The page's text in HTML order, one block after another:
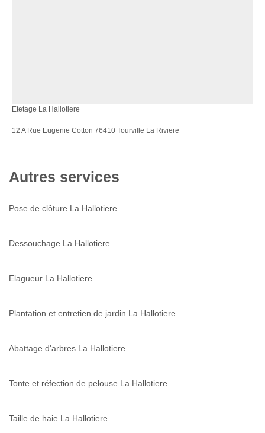
Etetage La Hallotiere
12 A Rue Eugenie Cotton 76410 Tourville La Riviere
Autres services
Pose de clôture La Hallotiere
Dessouchage La Hallotiere
Elagueur La Hallotiere
Plantation et entretien de jardin La Hallotiere
Abattage d'arbres La Hallotiere
Tonte et réfection de pelouse La Hallotiere
Taille de haie La Hallotiere